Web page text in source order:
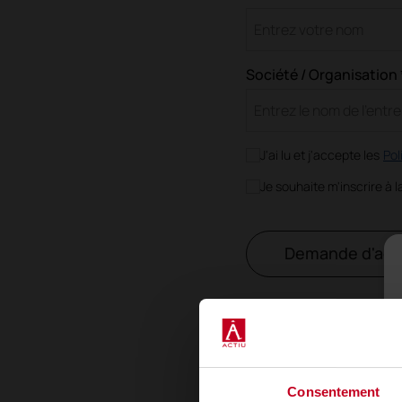
Consentement
Société / Organisation
J'ai lu et j'accepte les
Je souhaite m'inscrire à
Demande